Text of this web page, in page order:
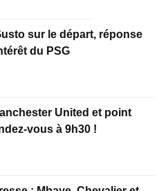
sur le départ, réponse
du PSG
United et point
vous à 9h30 !